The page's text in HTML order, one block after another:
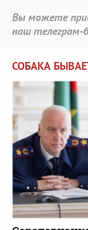
Вы можете
наш телеграм-
СОБАКА